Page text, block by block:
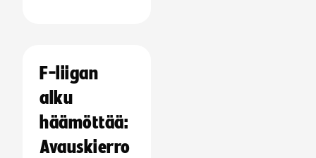
F-liigan
alku
häämöttää:
Avauskierro